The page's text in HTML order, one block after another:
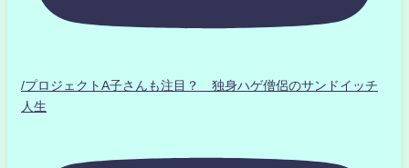
/プロジェクトA子さんも注目？ 独身ハゲ僧侶のサンドイッチ
人生